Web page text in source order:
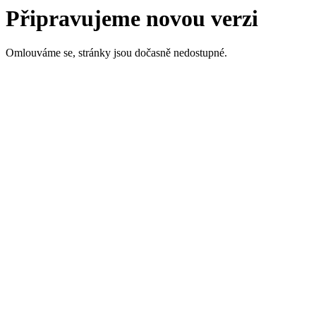
Připravujeme novou verzi
Omlouváme se, stránky jsou dočasně nedostupné.